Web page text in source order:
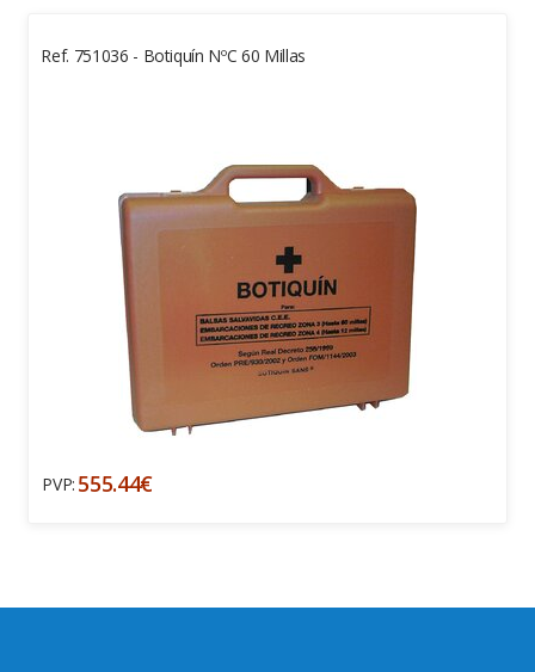
Ref. 751036 - Botiquín NºC 60 Millas
PVP: 555.44€